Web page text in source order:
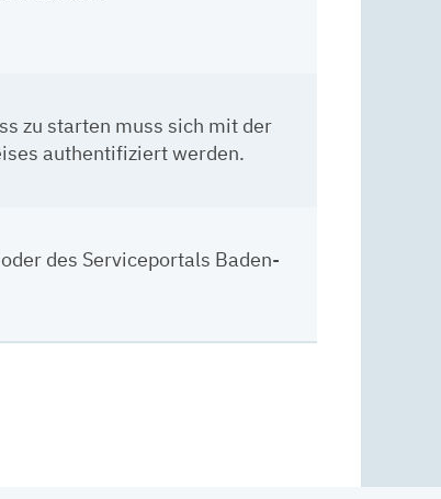
zu starten muss sich mit der
authentifiziert werden.
des Serviceportals Baden-